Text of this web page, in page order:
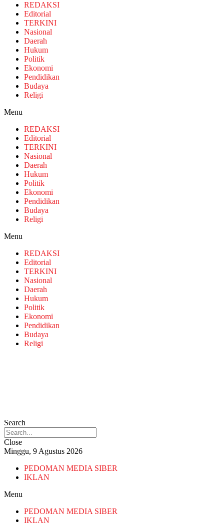
REDAKSI
Editorial
TERKINI
Nasional
Daerah
Hukum
Politik
Ekonomi
Pendidikan
Budaya
Religi
Menu
REDAKSI
Editorial
TERKINI
Nasional
Daerah
Hukum
Politik
Ekonomi
Pendidikan
Budaya
Religi
Menu
REDAKSI
Editorial
TERKINI
Nasional
Daerah
Hukum
Politik
Ekonomi
Pendidikan
Budaya
Religi
Search
Close
Minggu, 9 Agustus 2026
PEDOMAN MEDIA SIBER
IKLAN
Menu
PEDOMAN MEDIA SIBER
IKLAN